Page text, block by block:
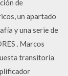
de
un apartado
y una serie de
. Marcos
transitoria